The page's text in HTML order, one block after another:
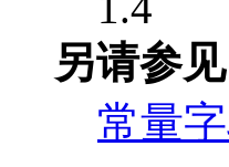
另请参见
常量